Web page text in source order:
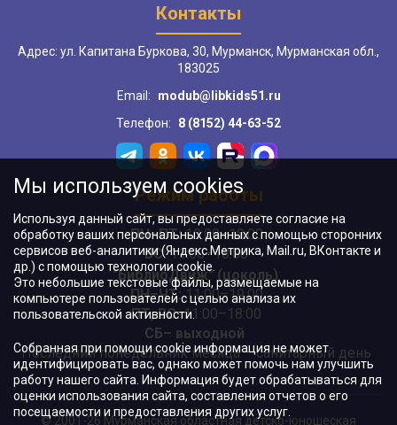
Контакты
Адрес: ул. Капитана Буркова, 30, Мурманск, Мурманская обл.,
183025
Email:
modub@libkids51.ru
Телефон:
8 (8152) 44-63-52
Режим работы
ПН–ПТ:10:00–18:00
ВС:11:00–18:00
"БиблиоДвиж" (цоколь):
ПН–ЧТ:11:00–19:00
ПТ, ВС:11:00–18:00
СБ– выходной
Последний понедельник месяца – санитарный день
© 2001-26 Мурманская областная детско-юношеская
Мы используем cookies
Используя данный сайт, вы предоставляете согласие на
обработку ваших персональных данных с помощью сторонних
сервисов веб-аналитики (Яндекс.Метрика, Mail.ru, ВКонтакте и
др.) с помощью технологии cookie.
Это небольшие текстовые файлы, размещаемые на
компьютере пользователей с целью анализа их
пользовательской активности.
Собранная при помощи cookie информация не может
идентифицировать вас, однако может помочь нам улучшить
работу нашего сайта. Информация будет обрабатываться для
оценки использования сайта, составления отчетов о его
посещаемости и предоставления других услуг.